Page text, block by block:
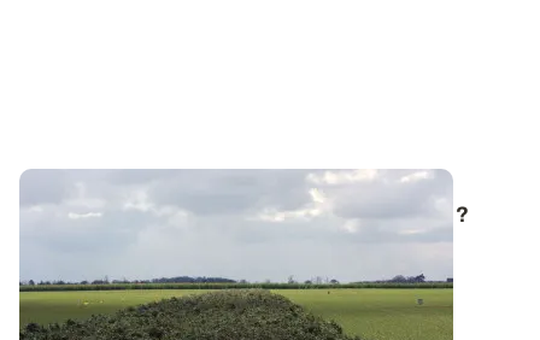
Mettre en jachère, une fausse bonne idée ?
Le contexte économique de la campagne 2026/27
s’annonce très tendu : des trésoreries en...
27 JUILL. 2026